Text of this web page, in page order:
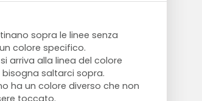
sopra le linee senza
colore specifico.
arriva alla linea del colore
saltarci sopra.
ha un colore diverso che non
toccato.